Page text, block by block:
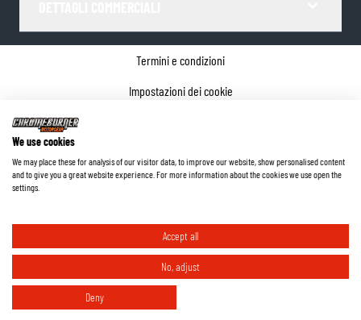
Termini e condizioni
Impostazioni dei cookie
©2026ChromeBurner - Tutti i diritti riservati.
We use cookies
We may place these for analysis of our visitor data, to improve our website, show personalised content
and to give you a great website experience. For more information about the cookies we use open the
settings.
Accept all
No, adjust
Deny